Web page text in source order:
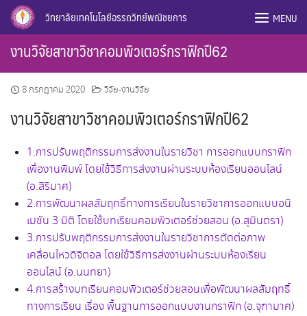
Skip
content
วิทยาลัยเทคโนโลยีอรรถวิทย์พณิชยการ MENU
งานวิจัยสาขาวิชาคอมพิวเตอร์กราฟิกปี62
8 กรกฎาคม 2020 วิจัย-งานวิจัย
งานวิจัยสาขาวิชาคอมพิวเตอร์กราฟิกปี62
1.การปรับพฤติกรรมการส่งงานในรายวิชา การออกแบบกราฟิก
เพื่องานพิมพ์ โดยใช้วิธีการส่งงานผ่านระบบห้องเรียนออนไลน์
(อ.สิริมาศ)
2.การพัฒนาผลสัมฤทธิ์ทางการเรียนในรายวิชาการออกแบบอนิ
เมชัน 3 มิติ โดยใช้บทเรียนคอมพิวเตอร์ช่วยสอน (อ.สุมินตรา)
3.การปรับพฤติกรรมการส่งงานในรายวิชาการตัดต่อภาพ
เคลื่อนไหวดิจิตอล โดยใช้วิธีการส่งงานผ่านระบบห้องเรียน
ออนไลน์ (อ.นนทยา)
4.การสร้างบทเรียนคอมพิวเตอร์ช่วยสอนเพื่อพัฒนาผลสัมฤทธิ์
ทางการเรียน เรื่อง พื้นฐานการออกแบบงานกราฟิก (อ.จุฑามาศ)